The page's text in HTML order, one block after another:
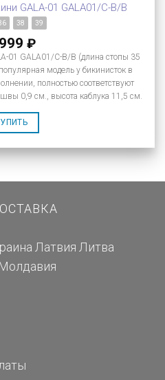
GALA-01 GALA01/C-B/B
38 39
₽
01 GALA01/C-B/B (длина стопы 35
модель у бикинисток в
полностью соответствуют
0,9 см., высота каблука 11,5 см.
Латвия Литва
Молдавия